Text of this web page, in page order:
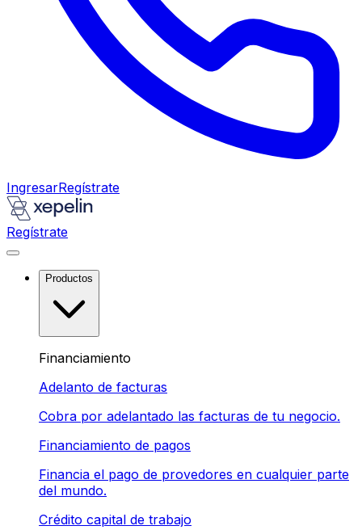
IngresarRegístrate
Regístrate
Productos
Financiamiento
Adelanto de facturas
Cobra por adelantado las facturas de tu negocio.
Financiamiento de pagos
Financia el pago de provedores en cualquier parte
del mundo.
Crédito capital de trabajo